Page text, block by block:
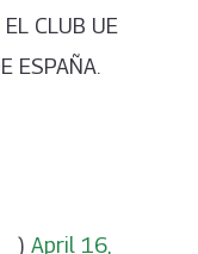
CLUB UE
ESPAÑA.
April 16,